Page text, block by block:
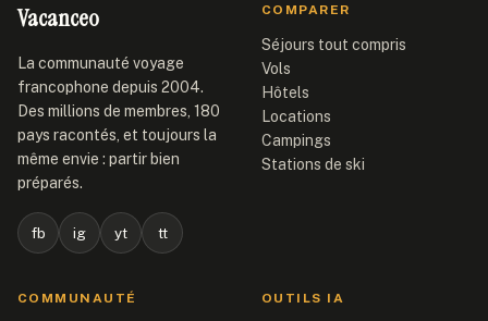
Vacanceo
La communauté voyage
francophone depuis 2004.
Des millions de membres, 180
pays racontés, et toujours la
même envie : partir bien
préparés.
fb ig yt tt
COMPARER
Séjours tout compris
Vols
Hôtels
Locations
Campings
Stations de ski
COMMUNAUTÉ OUTILS IA